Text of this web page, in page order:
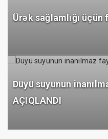
Ürək sağlamlığı
Düyü suyunun
AÇIQLANDI